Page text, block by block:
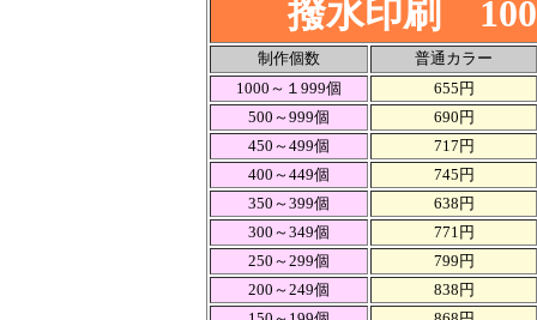
撥水印刷
制作個数
普通カラー
1000～１999個
655円
500～999個
690円
450～499個
717円
400～449個
745円
350～399個
638円
300～349個
771円
250～299個
799円
200～249個
838円